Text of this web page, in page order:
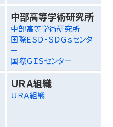
中部高等学術研究所
中部高等学術研究所
国際ＥＳＤ・ＳＤＧｓセンタ
ー
国際ＧＩＳセンター
ＵＲＡ組織
ＵＲＡ組織